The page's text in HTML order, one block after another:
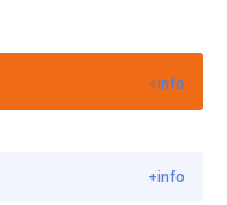
+info
+info